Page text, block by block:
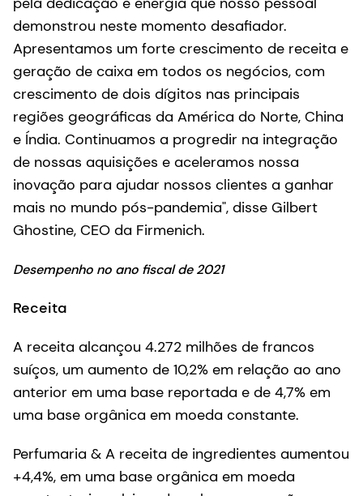
demonstrou neste momento desafiador.
Apresentamos um forte crescimento de receita e
geração de caixa em todos os negócios, com
crescimento de dois dígitos nas principais
regiões geográficas da América do Norte, China
e Índia. Continuamos a progredir na integração
de nossas aquisições e aceleramos nossa
inovação para ajudar nossos clientes a ganhar
mais no mundo pós-pandemia", disse Gilbert
Ghostine, CEO da Firmenich.
Desempenho no ano fiscal de 2021
Receita
A receita alcançou 4.272 milhões de francos
suíços, um aumento de 10,2% em relação ao ano
anterior em uma base reportada e de 4,7% em
uma base orgânica em moeda constante.
Perfumaria & A receita de ingredientes aumentou
+4,4%, em uma base orgânica em moeda